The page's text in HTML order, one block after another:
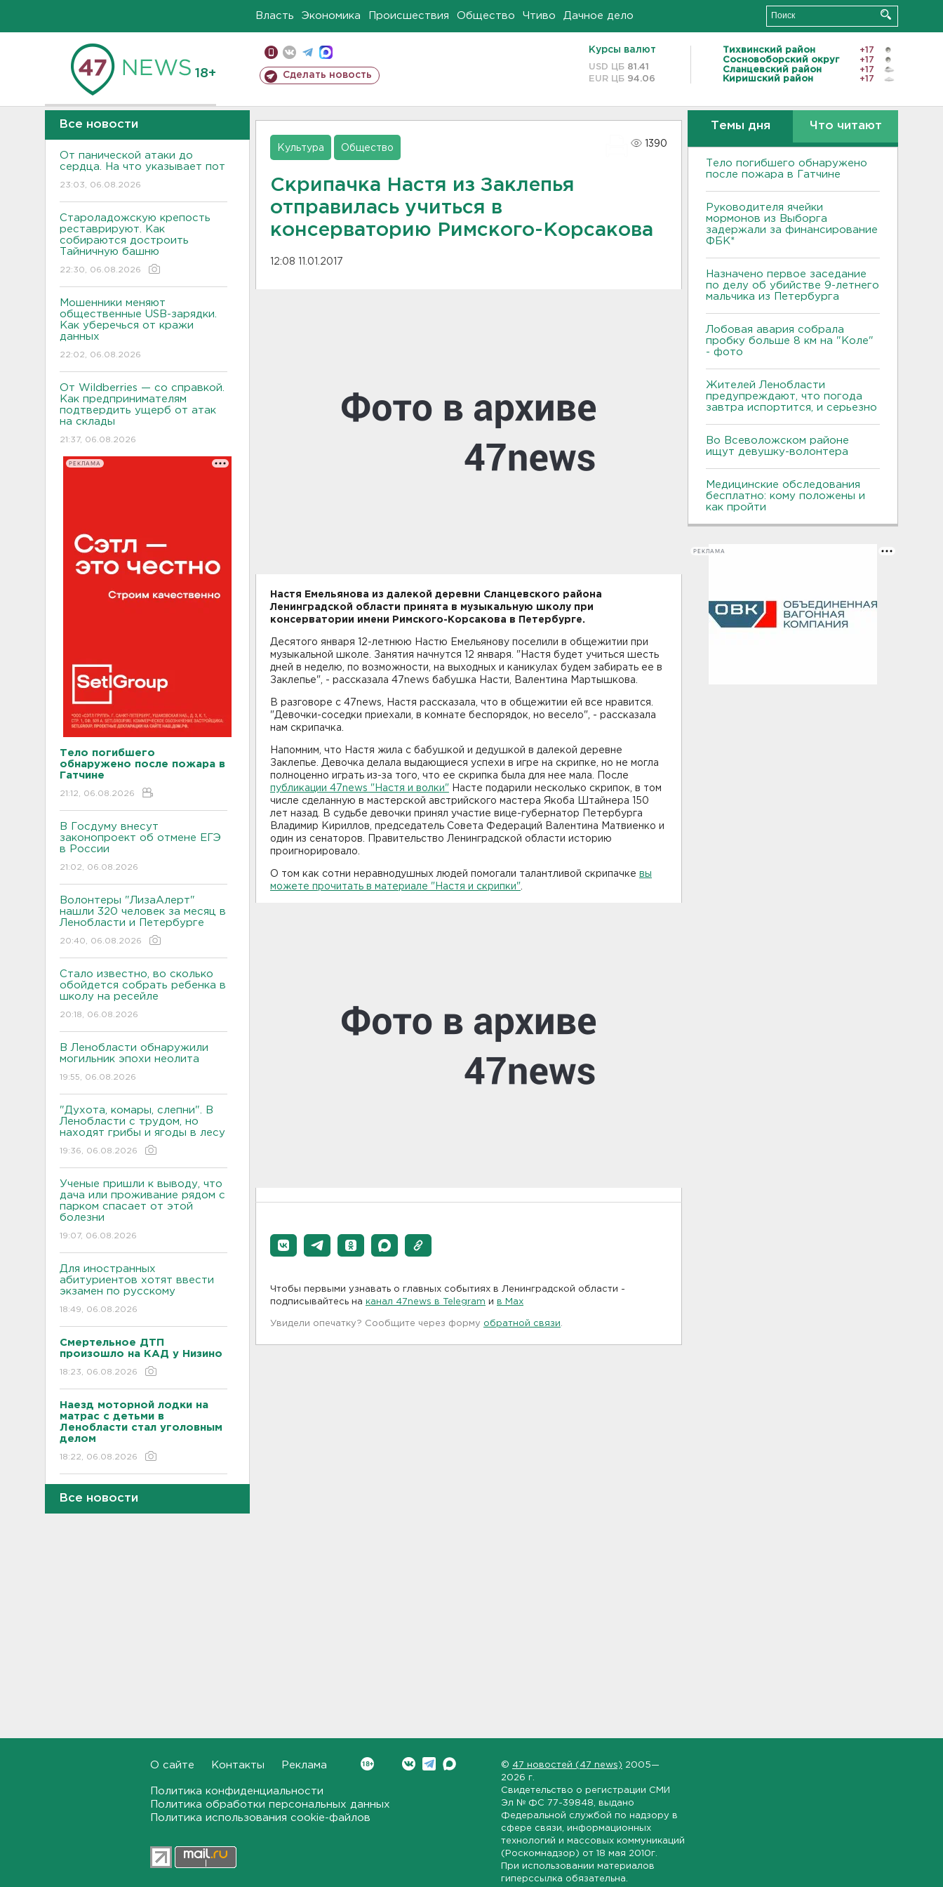
Власть Экономика Происшествия Общество Чтиво Дачное дело
18+ Сделать новость
Курсы валют
USD ЦБ 81.41
EUR ЦБ 94.06
Тихвинский район
+17
Сосновоборский округ
+17
Сланцевский район
+17
Киришский район
+17
Все новости
От панической атаки до
сердца. На что указывает пот
23:03, 06.08.2026
Староладожскую крепость
реставрируют. Как
собираются достроить
Тайничную башню
22:30, 06.08.2026
Мошенники меняют
общественные USB-зарядки.
Как уберечься от кражи
данных
22:02, 06.08.2026
От Wildberries — со справкой.
Как предпринимателям
подтвердить ущерб от атак
на склады
21:37, 06.08.2026
РЕКЛАМА
Тело погибшего
обнаружено после пожара в
Гатчине
21:12, 06.08.2026
В Госдуму внесут
законопроект об отмене ЕГЭ
в России
21:02, 06.08.2026
Волонтеры "ЛизаАлерт"
нашли 320 человек за месяц в
Ленобласти и Петербурге
20:40, 06.08.2026
Стало известно, во сколько
обойдется собрать ребенка в
школу на ресейле
20:18, 06.08.2026
В Ленобласти обнаружили
могильник эпохи неолита
19:55, 06.08.2026
"Духота, комары, слепни". В
Ленобласти с трудом, но
находят грибы и ягоды в лесу
19:36, 06.08.2026
Ученые пришли к выводу, что
дача или проживание рядом с
парком спасает от этой
болезни
19:07, 06.08.2026
Для иностранных
абитуриентов хотят ввести
экзамен по русскому
18:49, 06.08.2026
Смертельное ДТП
произошло на КАД у Низино
18:23, 06.08.2026
Наезд моторной лодки на
матрас с детьми в
Ленобласти стал уголовным
делом
18:22, 06.08.2026
смогут получить до 8 млн
рублей на развитие
нарколаборатории
Все новости
Культура Общество
1390
Скрипачка Настя из Заклепья
отправилась учиться в
консерваторию Римского-Корсакова
12:08 11.01.2017
Настя Емельянова из далекой деревни Сланцевского района
Ленинградской области принята в музыкальную школу при
консерватории имени Римского-Корсакова в Петербурге.
Десятого января 12-летнюю Настю Емельянову поселили в общежитии при
музыкальной школе. Занятия начнутся 12 января. "Настя будет учиться шесть
дней в неделю, по возможности, на выходных и каникулах будем забирать ее в
Заклепье", - рассказала 47news бабушка Насти, Валентина Мартышкова.
В разговоре с 47news, Настя рассказала, что в общежитии ей все нравится.
"Девочки-соседки приехали, в комнате беспорядок, но весело", - рассказала
нам скрипачка.
Напомним, что Настя жила с бабушкой и дедушкой в далекой деревне
Заклепье. Девочка делала выдающиеся успехи в игре на скрипке, но не могла
полноценно играть из-за того, что ее скрипка была для нее мала. После
публикации 47news "Настя и волки" Насте подарили несколько скрипок, в том
числе сделанную в мастерской австрийского мастера Якоба Штайнера 150
лет назад. В судьбе девочки принял участие вице-губернатор Петербурга
Владимир Кириллов, председатель Совета Федераций Валентина Матвиенко и
один из сенаторов. Правительство Ленинградской области историю
проигнорировало.
О том как сотни неравнодушных людей помогали талантливой скрипачке вы
можете прочитать в материале "Настя и скрипки"
Чтобы первыми узнавать о главных событиях в Ленинградской области -
подписывайтесь на канал 47news в Telegram и в Maх
Увидели опечатку? Сообщите через форму обратной связи
Темы дня Что читают
Тело погибшего обнаружено
после пожара в Гатчине
Руководителя ячейки
мормонов из Выборга
задержали за финансирование
ФБК*
Назначено первое заседание
по делу об убийстве 9-летнего
мальчика из Петербурга
Лобовая авария собрала
пробку больше 8 км на "Коле"
- фото
Жителей Ленобласти
предупреждают, что погода
завтра испортится, и серьезно
Во Всеволожском районе
ищут девушку-волонтера
Медицинские обследования
бесплатно: кому положены и
как пройти
РЕКЛАМА
О сайте Контакты Реклама
Политика конфиденциальности
Политика обработки персональных данных
Политика использования cookie-файлов
© 47 новостей (47 news) 2005—
2026 г.
Свидетельство о регистрации СМИ
Эл № ФС 77-39848 , выдано
Федеральной службой по надзору в
сфере связи, информационных
технологий и массовых коммуникаций
(Роскомнадзор) от 18 мая 2010г.
При использовании материалов
гиперссылка обязательна.